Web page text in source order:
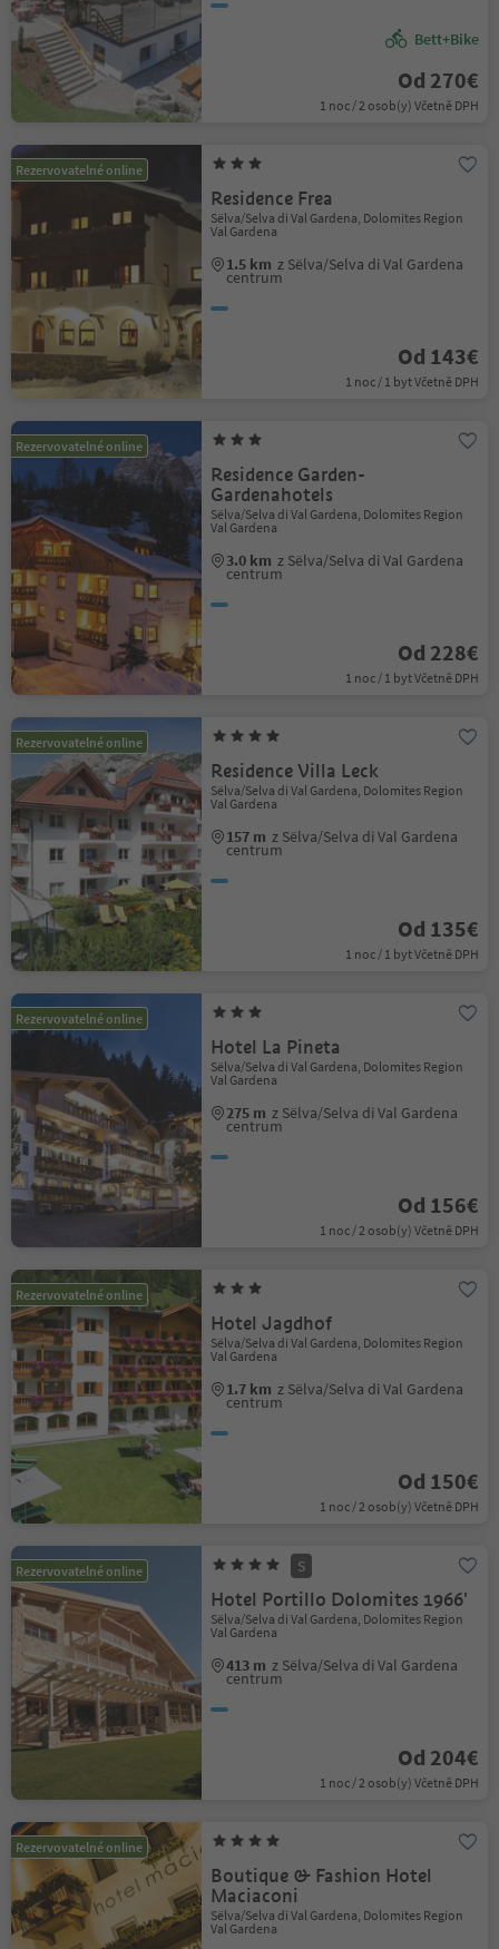
Bett+Bike
Od 270€
1 noc / 2 osob(y) Včetně DPH
Rezervovatelné online
Residence Frea
Sëlva/Selva di Val Gardena, Dolomites Region
Val Gardena
1.5 km z Sëlva/Selva di Val Gardena
centrum
Od 143€
1 noc / 1 byt Včetně DPH
Rezervovatelné online
Residence Garden-
Gardenahotels
Sëlva/Selva di Val Gardena, Dolomites Region
Val Gardena
3.0 km z Sëlva/Selva di Val Gardena
centrum
Od 228€
1 noc / 1 byt Včetně DPH
Rezervovatelné online
Residence Villa Leck
Sëlva/Selva di Val Gardena, Dolomites Region
Val Gardena
157 m z Sëlva/Selva di Val Gardena
centrum
Od 135€
1 noc / 1 byt Včetně DPH
Rezervovatelné online
Hotel La Pineta
Sëlva/Selva di Val Gardena, Dolomites Region
Val Gardena
275 m z Sëlva/Selva di Val Gardena
centrum
Od 156€
1 noc / 2 osob(y) Včetně DPH
Rezervovatelné online
Hotel Jagdhof
Sëlva/Selva di Val Gardena, Dolomites Region
Val Gardena
1.7 km z Sëlva/Selva di Val Gardena
centrum
Od 150€
1 noc / 2 osob(y) Včetně DPH
Rezervovatelné online S
Hotel Portillo Dolomites 1966'
Sëlva/Selva di Val Gardena, Dolomites Region
Val Gardena
413 m z Sëlva/Selva di Val Gardena
centrum
Od 204€
1 noc / 2 osob(y) Včetně DPH
Rezervovatelné online
Boutique & Fashion Hotel
Maciaconi
Sëlva/Selva di Val Gardena, Dolomites Region
Val Gardena